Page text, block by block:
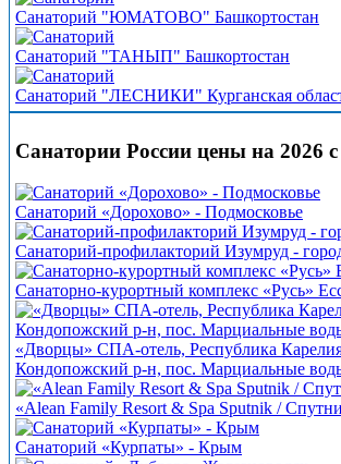
Санаторий "ЮМАТОВО" Башкортостан
Санаторий "ТАНЫП" Башкортостан
Санаторий "ЛЕСНИКИ" Курганская
Санатории России цены на 2026
Санаторий «Дорохово» - Подмосковье
Санаторий-профилакторий Изумруд -
Санаторно-курортный комплекс «Русь»
«Дворцы» СПА-отель, Республика
Кондопожский р-н, пос. Марциальные
«Alean Family Resort & Spa Sputnik /
Санаторий «Курпаты» - Крым